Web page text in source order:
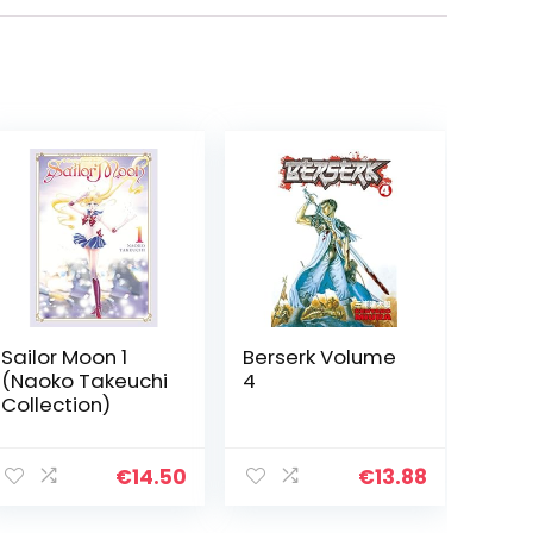
Sailor Moon 1
(Naoko Takeuchi
Collection)
€14.50
Berserk Volume
4
€13.88